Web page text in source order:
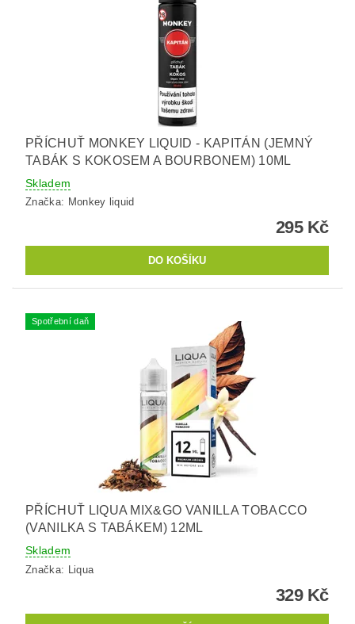
PŘÍCHUŤ MONKEY LIQUID - KAPITÁN (JEMNÝ
TABÁK S KOKOSEM A BOURBONEM) 10ML
Skladem
Značka: Monkey liquid
295 Kč
Spotřební daň
PŘÍCHUŤ LIQUA MIX&GO VANILLA TOBACCO
(VANILKA S TABÁKEM) 12ML
Skladem
Značka: Liqua
329 Kč